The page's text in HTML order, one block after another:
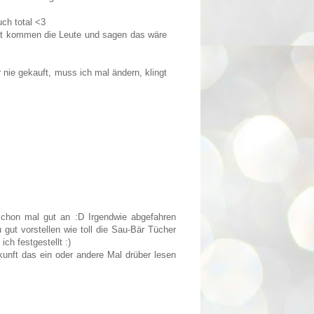
total <3
kommen die Leute und sagen das wäre
gekauft, muss ich mal ändern, klingt
mal gut an :D Irgendwie abgefahren
vorstellen wie toll die Sau-Bär Tücher
ich festgestellt :)
das ein oder andere Mal drüber lesen